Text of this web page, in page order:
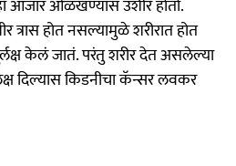
आजार ओळखण्यास उशीर होतो.
त्रास होत नसल्यामुळे शरीरात होत
केलं जातं. परंतु शरीर देत असलेल्या
दिल्यास किडनीचा कॅन्सर लवकर